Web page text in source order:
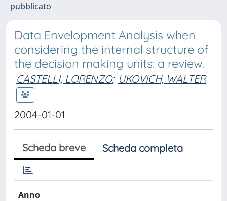
pubblicato
Data Envelopment Analysis when
considering the internal structure of
the decision making units: a review.
CASTELLI, LORENZO; UKOVICH, WALTER
2004-01-01
Scheda breve Scheda completa
Anno